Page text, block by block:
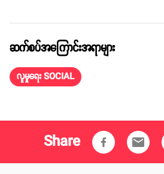
ဆက်စပ်အကြောင်းအရာများ
လူမှုရေး SOCIAL
Share email